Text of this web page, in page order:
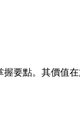
要點。其價值